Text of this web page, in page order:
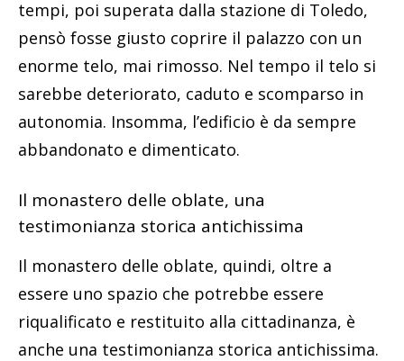
tempi, poi superata dalla stazione di Toledo,
pensò fosse giusto coprire il palazzo con un
enorme telo, mai rimosso. Nel tempo il telo si
sarebbe deteriorato, caduto e scomparso in
autonomia. Insomma, l’edificio è da sempre
abbandonato e dimenticato.
Il monastero delle oblate, una
testimonianza storica antichissima
Il monastero delle oblate, quindi, oltre a
essere uno spazio che potrebbe essere
riqualificato e restituito alla cittadinanza, è
anche una testimonianza storica antichissima.